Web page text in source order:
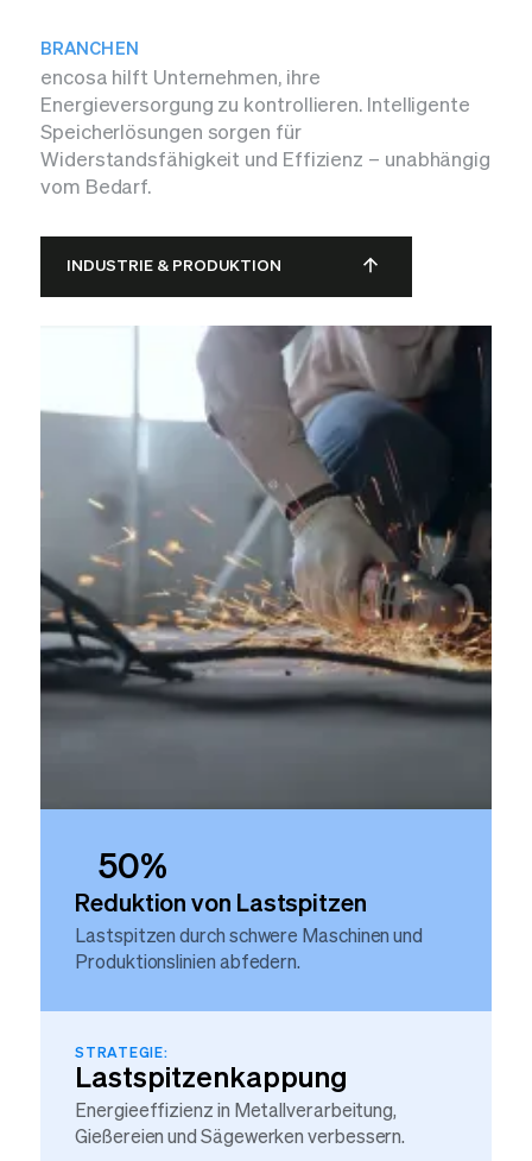
BRANCHEN
encosa hilft Unternehmen, ihre
Energieversorgung zu kontrollieren. Intelligente
Speicherlösungen sorgen für
Widerstandsfähigkeit und Effizienz – unabhängig
vom Bedarf.
INDUSTRIE & PRODUKTION
LOGISTIK & LAGERHALTUNG
INDUSTRIE & PRODUKTION
GEWERBEIMMOBILIEN
LANDWIRTSCHAFT
LEBENSMITTEL & GETRÄNKE
50%
Reduktion von Lastspitzen
Lastspitzen durch schwere Maschinen und
Produktionslinien abfedern.
STRATEGIE:
Lastspitzenkappung
Energieeffizienz in Metallverarbeitung,
Gießereien und Sägewerken verbessern.